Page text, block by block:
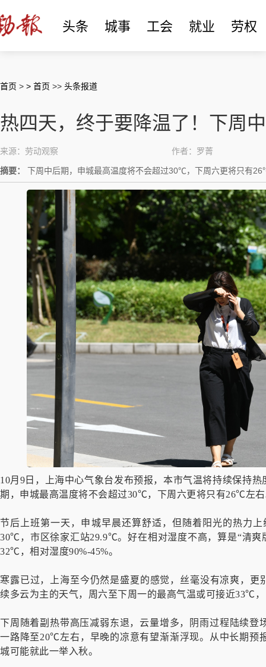
头条 城事 工会 就业 劳权
首页 > > 首页 >> 头条报道
热四天，终于要降温了！下周
来源：劳动观察 作者：罗菁
摘要： 下周中后期，申城最高温度将不会超过30℃，下周六更将只有
10月9日，上海中心气象台发布预报，本市气温将持续保持
期，申城最高温度将不会超过30℃，下周六更将只有26℃左
节后上班第一天，申城早晨还算舒适，但随着阳光的热力
30℃，市区徐家汇站29.9℃。好在相对湿度不高，算是“清爽
32℃，相对湿度90%-45%。
寒露已过，上海至今仍然是盛夏的感觉，丝毫没有凉爽，更
续多云为主的天气，周六至下周一的最高气温或可接近33℃
下周随着副热带高压减弱东退，云量增多，阴雨过程陆续
一路降至20℃左右，早晚的凉意有望渐渐浮现。从中长期预
城可能就此一举入秋。